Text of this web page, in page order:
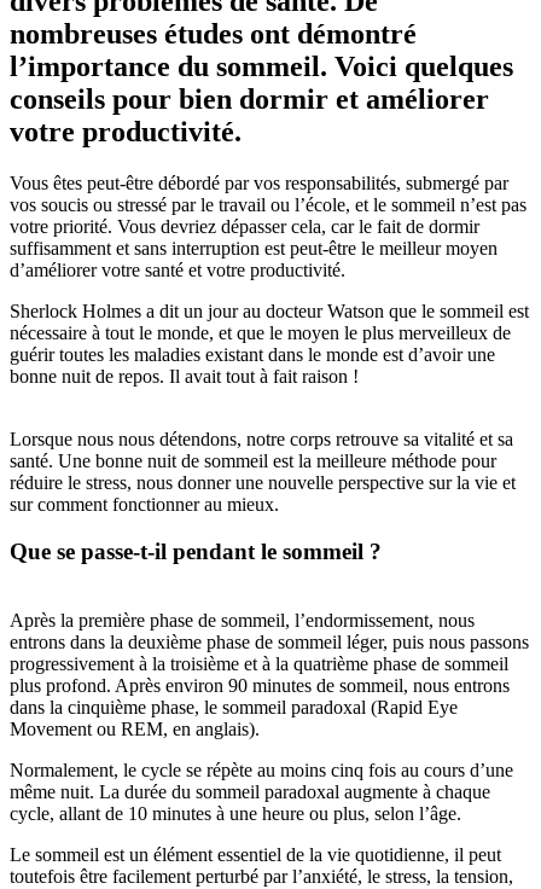
nombreuses études ont démontré
l’importance du sommeil. Voici quelques
conseils pour bien dormir et améliorer
votre productivité.
Vous êtes peut-être débordé par vos responsabilités, submergé par
vos soucis ou stressé par le travail ou l’école, et le sommeil n’est pas
votre priorité. Vous devriez dépasser cela, car le fait de dormir
suffisamment et sans interruption est peut-être le meilleur moyen
d’améliorer votre santé et votre productivité.
Sherlock Holmes a dit un jour au docteur Watson que le sommeil est
nécessaire à tout le monde, et que le moyen le plus merveilleux de
guérir toutes les maladies existant dans le monde est d’avoir une
bonne nuit de repos. Il avait tout à fait raison !
Lorsque nous nous détendons, notre corps retrouve sa vitalité et sa
santé. Une bonne nuit de sommeil est la meilleure méthode pour
réduire le stress, nous donner une nouvelle perspective sur la vie et
sur comment fonctionner au mieux.
Que se passe-t-il pendant le sommeil ?
Après la première phase de sommeil, l’endormissement, nous
entrons dans la deuxième phase de sommeil léger, puis nous passons
progressivement à la troisième et à la quatrième phase de sommeil
plus profond. Après environ 90 minutes de sommeil, nous entrons
dans la cinquième phase, le sommeil paradoxal (Rapid Eye
Movement ou REM, en anglais).
Normalement, le cycle se répète au moins cinq fois au cours d’une
même nuit. La durée du sommeil paradoxal augmente à chaque
cycle, allant de 10 minutes à une heure ou plus, selon l’âge.
Le sommeil est un élément essentiel de la vie quotidienne, il peut
toutefois être facilement perturbé par l’anxiété, le stress, la tension,